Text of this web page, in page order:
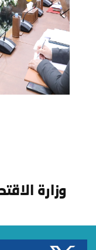
وزارة